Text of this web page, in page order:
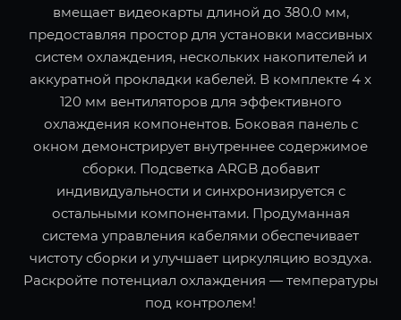
вмещает видеокарты длиной до 380.0 мм,
предоставляя простор для установки массивных
систем охлаждения, нескольких накопителей и
аккуратной прокладки кабелей. В комплекте 4 x
120 мм вентиляторов для эффективного
охлаждения компонентов. Боковая панель с
окном демонстрирует внутреннее содержимое
сборки. Подсветка ARGB добавит
индивидуальности и синхронизируется с
остальными компонентами. Продуманная
система управления кабелями обеспечивает
чистоту сборки и улучшает циркуляцию воздуха.
Раскройте потенциал охлаждения — температуры
под контролем!